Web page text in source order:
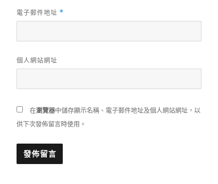
電子郵件地址 *
個人網站網址
在瀏覽器中儲存顯示名稱、電子郵件地址及個人網站網址，以
供下次發佈留言時使用。